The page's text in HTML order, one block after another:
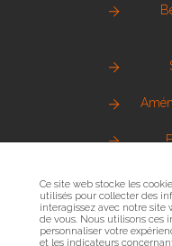
Ce site web stocke les
utilisés pour collecter des
interagissez avec notre
de vous. Nous utilisons ces
personnaliser votre
et les indicateurs